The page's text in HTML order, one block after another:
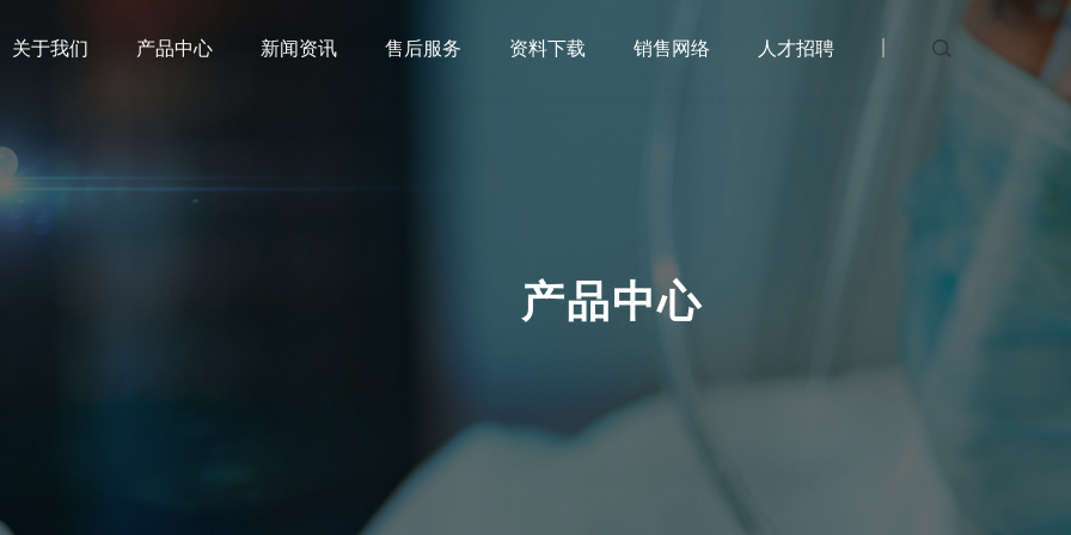
关于我们 产品中心 新闻资讯 售后服务 资料下载 销售网络 人才招聘
产品中心